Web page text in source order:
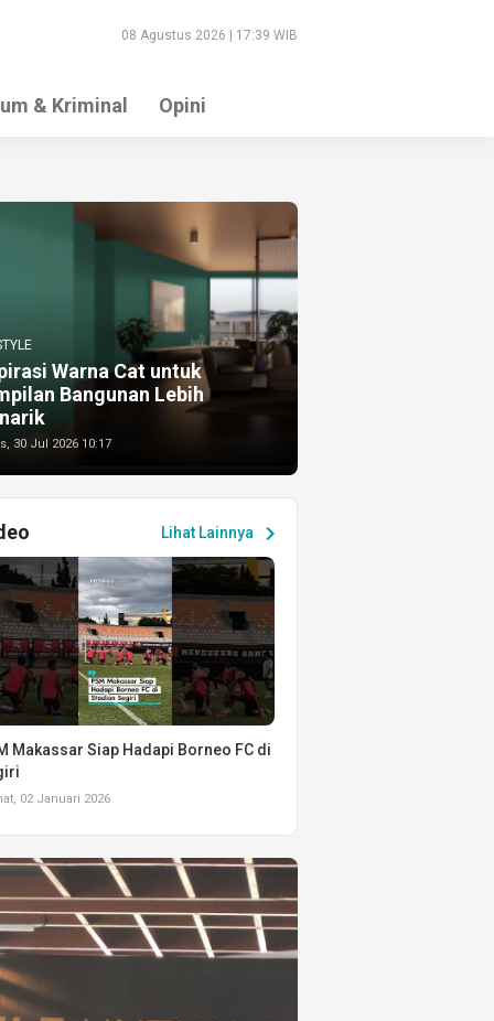
08 Agustus 2026 | 17:39 WIB
& Kriminal Opini
Warna Cat untuk
Bangunan Lebih
30 Jul 2026 10:17
Lihat Lainnya chevron_right
Makassar Siap Hadapi Borneo FC di
02 Januari 2026